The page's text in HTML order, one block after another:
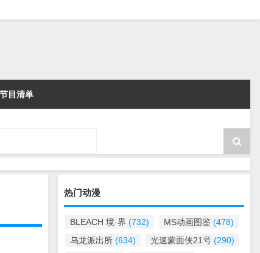
节目清单
热门动漫
BLEACH 境·界 (732) MS动画图鉴 (478)
乌龙派出所 (634) 光速蒙面侠21号 (290)